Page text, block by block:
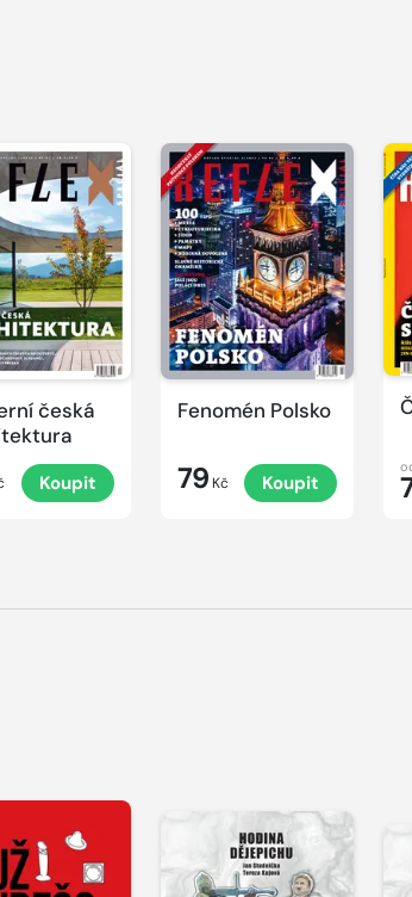
česká
Koupit
Fenomén Polsko
79 Kč Koupit